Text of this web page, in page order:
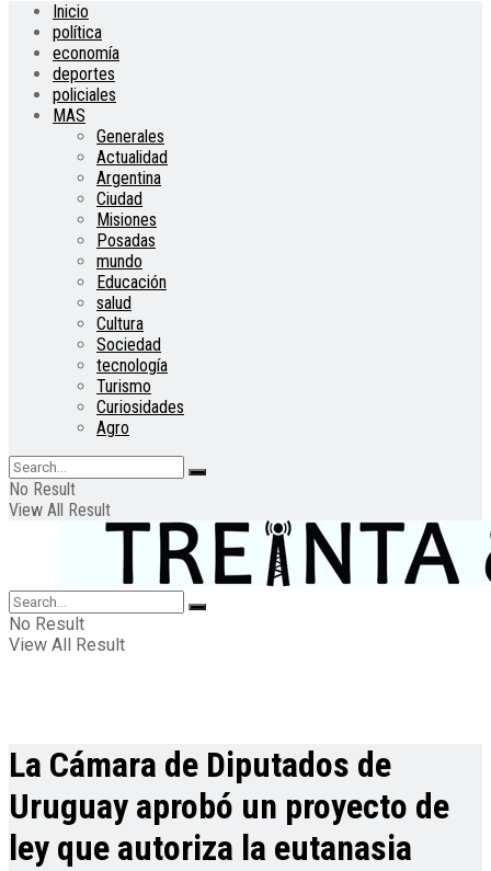
Inicio
política
economía
deportes
policiales
MAS
Generales
Actualidad
Argentina
Ciudad
Misiones
Posadas
mundo
Educación
salud
Cultura
Sociedad
tecnología
Turismo
Curiosidades
Agro
No Result
View All Result
No Result
View All Result
La Cámara de Diputados de
Uruguay aprobó un proyecto de
ley que autoriza la eutanasia